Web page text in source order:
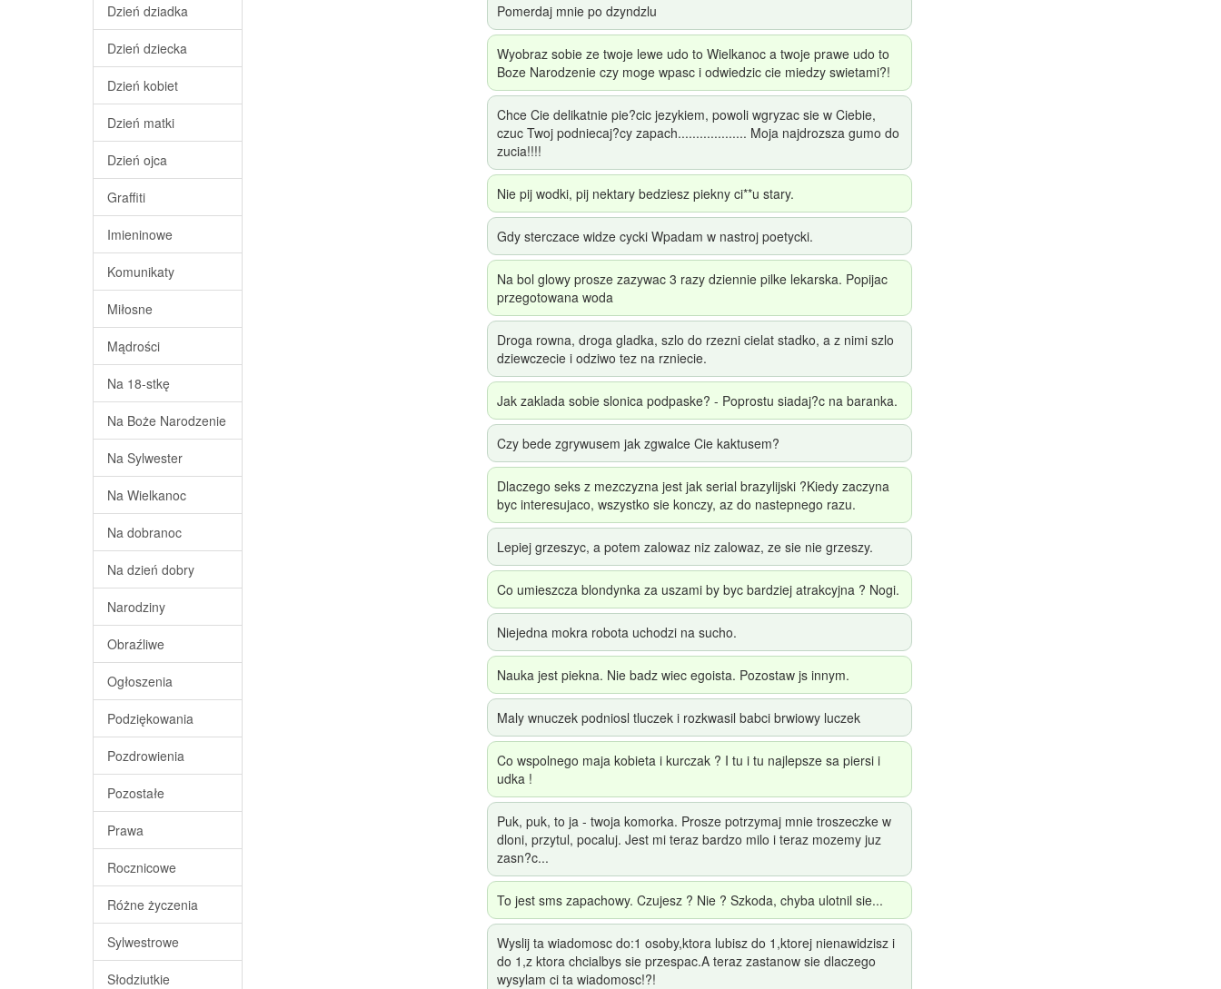
Dzień dziadka
Dzień dziecka
Dzień kobiet
Dzień matki
Dzień ojca
Graffiti
Imieninowe
Komunikaty
Miłosne
Mądrości
Na 18-stkę
Na Boże Narodzenie
Na Sylwester
Na Wielkanoc
Na dobranoc
Na dzień dobry
Narodziny
Obraźliwe
Ogłoszenia
Podziękowania
Pozdrowienia
Pozostałe
Prawa
Rocznicowe
Różne życzenia
Sylwestrowe
Słodziutkie
Pomerdaj mnie po dzyndzlu
Wyobraz sobie ze twoje lewe udo to Wielkanoc a twoje prawe udo to
Boze Narodzenie czy moge wpasc i odwiedzic cie miedzy swietami?!
Chce Cie delikatnie pie?cic jezykiem, powoli wgryzac sie w Ciebie,
czuc Twoj podniecaj?cy zapach................... Moja najdrozsza gumo do
zucia!!!!
Nie pij wodki, pij nektary bedziesz piekny ci**u stary.
Gdy sterczace widze cycki Wpadam w nastroj poetycki.
Na bol glowy prosze zazywac 3 razy dziennie pilke lekarska. Popijac
przegotowana woda
Droga rowna, droga gladka, szlo do rzezni cielat stadko, a z nimi szlo
dziewczecie i odziwo tez na rzniecie.
Jak zaklada sobie slonica podpaske? - Poprostu siadaj?c na baranka.
Czy bede zgrywusem jak zgwalce Cie kaktusem?
Dlaczego seks z mezczyzna jest jak serial brazylijski ?Kiedy zaczyna
byc interesujaco, wszystko sie konczy, az do nastepnego razu.
Lepiej grzeszyc, a potem zalowaz niz zalowaz, ze sie nie grzeszy.
Co umieszcza blondynka za uszami by byc bardziej atrakcyjna ? Nogi.
Niejedna mokra robota uchodzi na sucho.
Nauka jest piekna. Nie badz wiec egoista. Pozostaw js innym.
Maly wnuczek podniosl tluczek i rozkwasil babci brwiowy luczek
Co wspolnego maja kobieta i kurczak ? I tu i tu najlepsze sa piersi i
udka !
Puk, puk, to ja - twoja komorka. Prosze potrzymaj mnie troszeczke w
dloni, przytul, pocaluj. Jest mi teraz bardzo milo i teraz mozemy juz
zasn?c...
To jest sms zapachowy. Czujesz ? Nie ? Szkoda, chyba ulotnil sie...
Wyslij ta wiadomosc do:1 osoby,ktora lubisz do 1,ktorej nienawidzisz i
do 1,z ktora chcialbys sie przespac.A teraz zastanow sie dlaczego
wysylam ci ta wiadomosc!?!